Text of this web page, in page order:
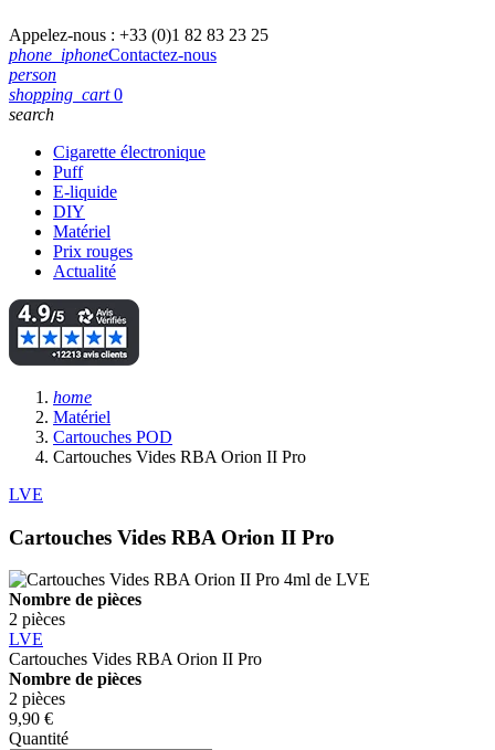
Appelez-nous : +33 (0)1 82 83 23 25
phone_iphoneContactez-nous
person
shopping_cart 0
search
Cigarette électronique
Puff
E-liquide
DIY
Matériel
Prix rouges
Actualité
home
Matériel
Cartouches POD
Cartouches Vides RBA Orion II Pro
LVE
Cartouches Vides RBA Orion II Pro
Nombre de pièces
2 pièces
LVE
Cartouches Vides RBA Orion II Pro
Nombre de pièces
2 pièces
9,90 €
Quantité